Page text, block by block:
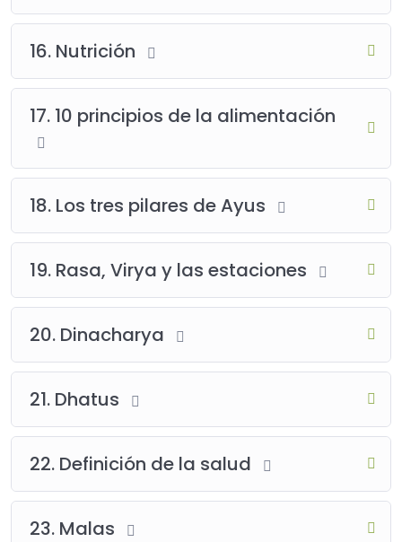
16. Nutrición
17. 10 principios de la alimentación
18. Los tres pilares de Ayus
19. Rasa, Virya y las estaciones
20. Dinacharya
21. Dhatus
22. Definición de la salud
23. Malas